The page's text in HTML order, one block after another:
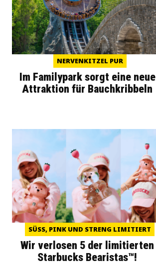
NERVENKITZEL PUR
Im Familypark sorgt eine neue
Attraktion für Bauchkribbeln
SÜSS, PINK UND STRENG LIMITIERT
Wir verlosen 5 der limitierten
Starbucks Bearistas™!